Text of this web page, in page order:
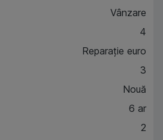
Vânzare
4
Reparație euro
3
Nouă
6 ar
2